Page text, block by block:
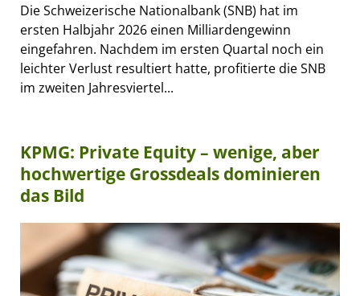
Die Schweizerische Nationalbank (SNB) hat im
ersten Halbjahr 2026 einen Milliardengewinn
eingefahren. Nachdem im ersten Quartal noch ein
leichter Verlust resultiert hatte, profitierte die SNB
im zweiten Jahresviertel...
KPMG: Private Equity – wenige, aber
hochwertige Grossdeals dominieren
das Bild